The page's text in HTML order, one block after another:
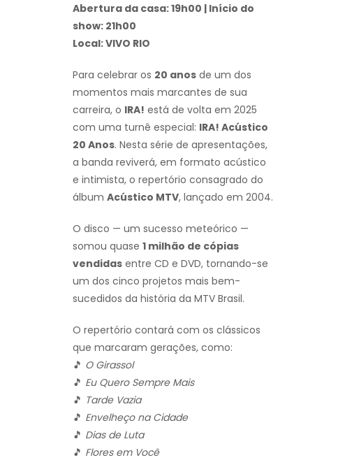
Abertura da casa: 19h00 | Início do
show: 21h00
Local: VIVO RIO
Para celebrar os 20 anos de um dos
momentos mais marcantes de sua
carreira, o IRA! está de volta em 2025
com uma turnê especial: IRA! Acústico
20 Anos. Nesta série de apresentações,
a banda reviverá, em formato acústico
e intimista, o repertório consagrado do
álbum Acústico MTV, lançado em 2004.
O disco — um sucesso meteórico —
somou quase 1 milhão de cópias
vendidas entre CD e DVD, tornando-se
um dos cinco projetos mais bem-
sucedidos da história da MTV Brasil.
O repertório contará com os clássicos
que marcaram gerações, como:
🎵 O Girassol
🎵 Eu Quero Sempre Mais
🎵 Tarde Vazia
🎵 Envelheço na Cidade
🎵 Dias de Luta
🎵 Flores em Você